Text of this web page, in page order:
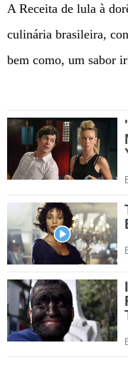
A Receita de lula à
culinária brasileira,
bem como, um sabor